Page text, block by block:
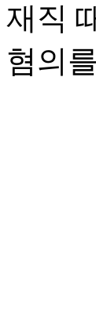
재직
혐의